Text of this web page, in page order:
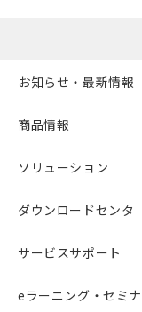
お知らせ・最新情報
商品情報
ソリューション
ダウンロードセンタ
サービスサポート
eラーニング・セミナ